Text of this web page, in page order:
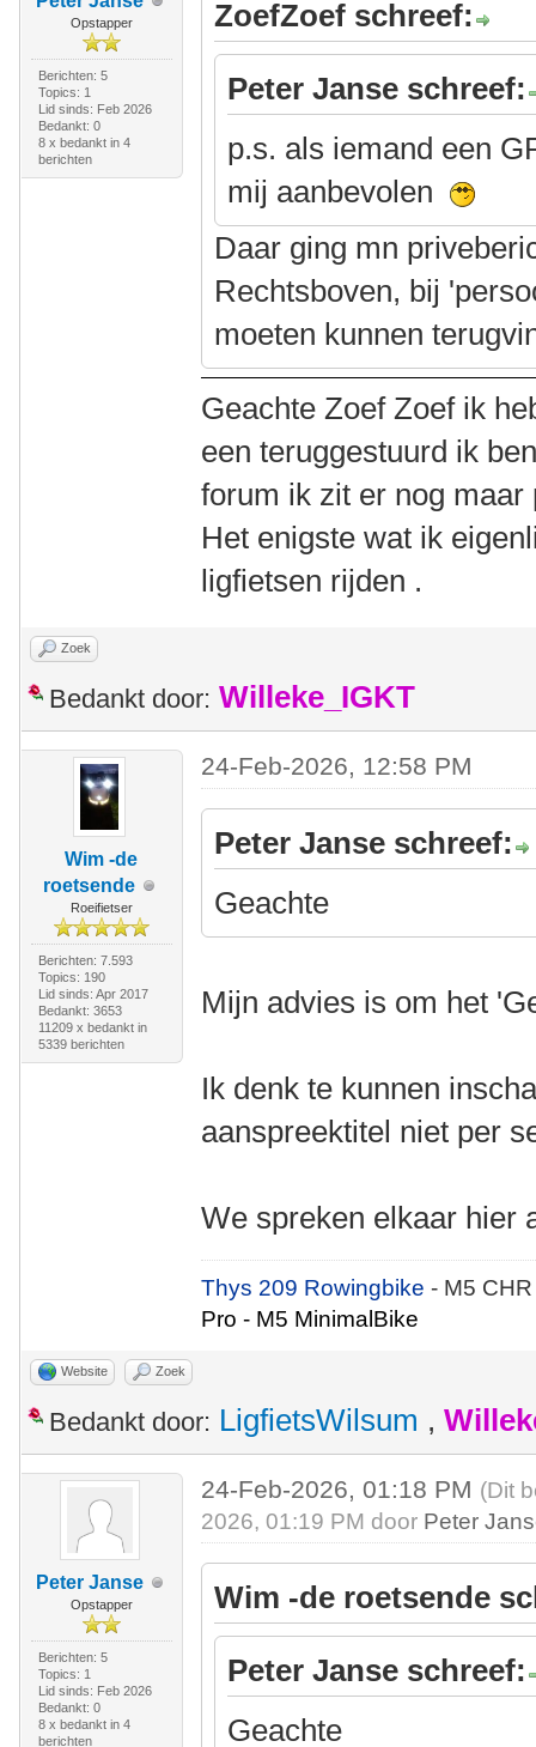
Opstapper
Berichten: 5
Topics: 1
Lid sinds: Feb 2026
Bedankt: 0
8 x bedankt in 4
berichten
ZoefZoef schreef:
Peter Janse schreef:
p.s. als iemand een
mij aanbevolen
Daar ging mn
Rechtsboven, bij
moeten kunnen
Geachte Zoef Zoef ik
een teruggestuurd ik
forum ik zit er nog maar
Het enigste wat ik
ligfietsen rijden .
Zoek
Bedankt door: Willeke_IGKT
Wim -de
roetsende
Roeifietser
Berichten: 7.593
Topics: 190
Lid sinds: Apr 2017
Bedankt: 3653
11209 x bedankt in
5339 berichten
24-Feb-2026, 12:58 PM
Peter Janse schreef:
Geachte
Mijn advies is om het
Ik denk te kunnen
aanspreektitel niet per
We spreken elkaar hier
Thys 209 Rowingbike- M5
Pro - M5 MinimalBike
Website Zoek
Bedankt door: LigfietsWilsum ,
Peter Janse
Opstapper
Berichten: 5
Topics: 1
Lid sinds: Feb 2026
Bedankt: 0
8 x bedankt in 4
berichten
24-Feb-2026, 01:18 PM (Dit
2026, 01:19 PM door Peter
Wim -de roetsende
Peter Janse schreef:
Geachte